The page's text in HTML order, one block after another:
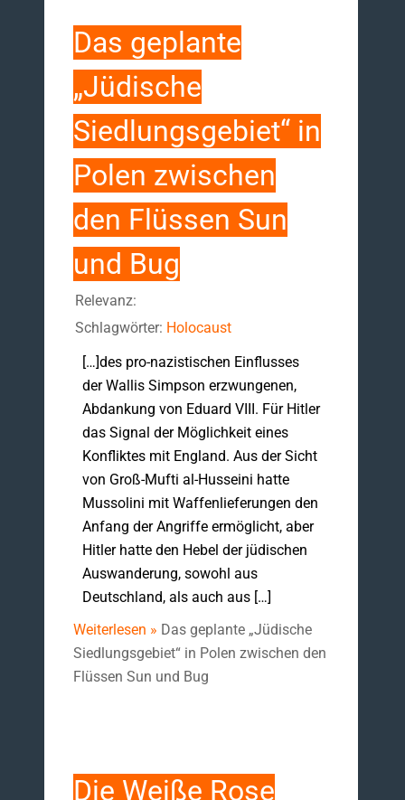
Das geplante
„Jüdische
Siedlungsgebiet“ in
Polen zwischen
den Flüssen Sun
und Bug
Relevanz:
Schlagwörter: Holocaust
[…]des pro-nazistischen Einflusses
der Wallis Simpson erzwungenen,
Abdankung von Eduard VIII. Für Hitler
das Signal der Möglichkeit eines
Konfliktes mit England. Aus der Sicht
von Groß-Mufti al-Husseini hatte
Mussolini mit Waffenlieferungen den
Anfang der Angriffe ermöglicht, aber
Hitler hatte den Hebel der jüdischen
Auswanderung, sowohl aus
Deutschland, als auch aus […]
Weiterlesen » Das geplante „Jüdische
Siedlungsgebiet“ in Polen zwischen den
Flüssen Sun und Bug
Die Weiße Rose